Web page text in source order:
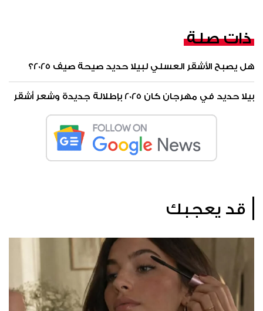
ذات صلة
هل يصبح الأشقر العسلي لبيلا حديد صيحة صيف 2025؟
بيلا حديد في مهرجان كان 2025 بإطلالة جديدة وشعر أشقر
قد يعجبك